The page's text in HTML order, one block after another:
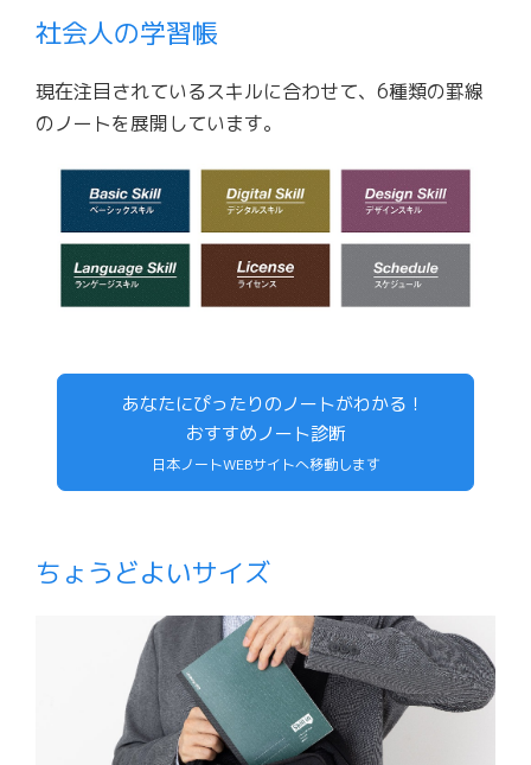
社会人の学習帳
現在注目されているスキルに合わせて、6種類の罫線
のノートを展開しています。
あなたにぴったりのノートがわかる！
おすすめノート診断
日本ノートWEBサイトへ移動します
ちょうどよいサイズ